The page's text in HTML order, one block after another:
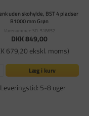
uden skohylde, BST 4 pladser
B1000 mm Grøn
Varenummer: SD-518652
DKK 849,00
679,20 ekskl. moms)
Læg i kurv
Leveringstid: 5-8 uger